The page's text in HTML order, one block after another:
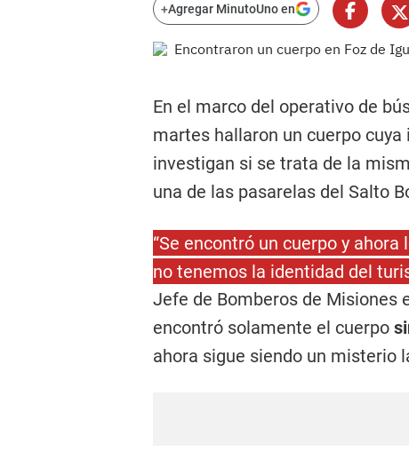
+Agregar MinutoUno en
En el marco del operativo de
martes hallaron un cuerpo
investigan si se trata de la
una de las pasarelas del Salto
“Se encontró un cuerpo y
no tenemos la identidad del
Jefe de Bomberos de Misiones
encontró solamente el cuerpo
ahora sigue siendo un misterio